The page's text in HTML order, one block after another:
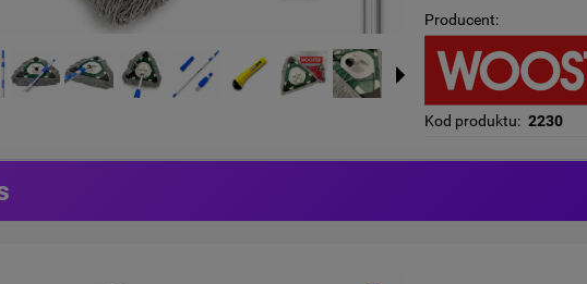
Producent:
Kod produktu: 2230